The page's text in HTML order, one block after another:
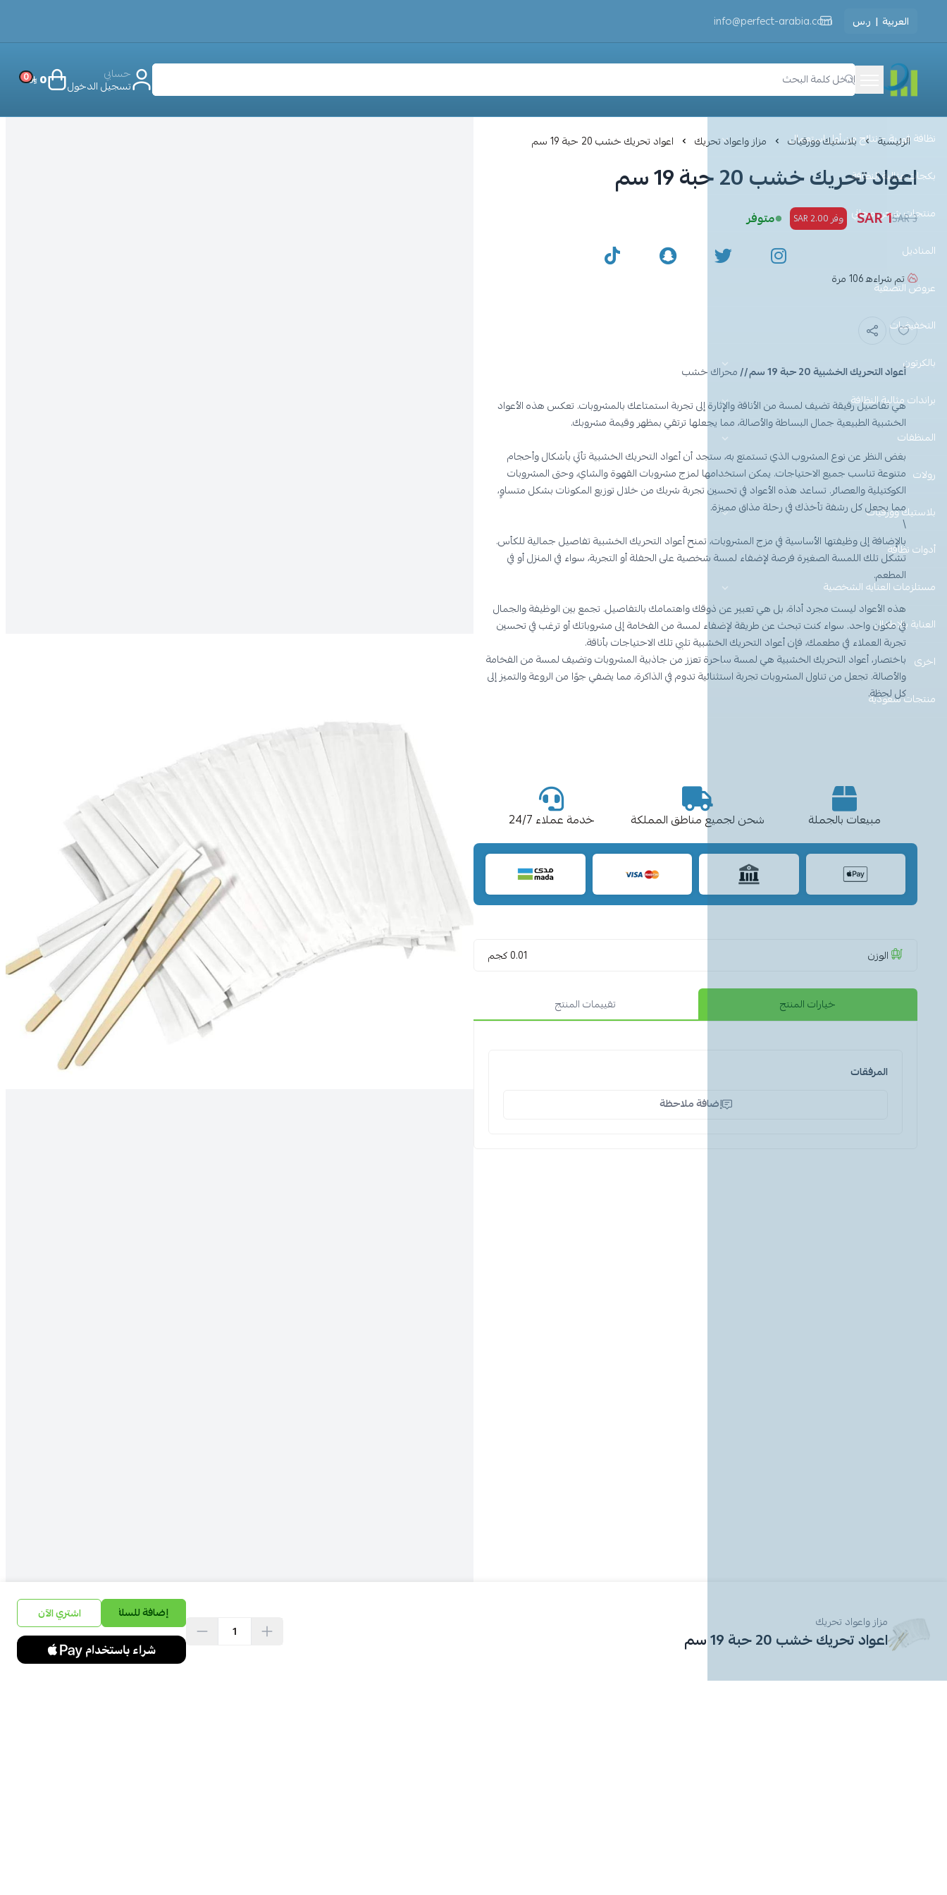
العربية | ر.س info@perfect-arabia.com
مثالية النظافة
حسابي
تسجيل الدخول 0 0
نظافة فورية – نتائج من أول استعمال
بكجات مثالية النظافة
منتجات شحن مجاني
المناديل
عروض التصفية
التخفيضات
بالكرتون
براندات مثالية النظافة
المنظفات
رولات
بلاستيك وورقيات
أدوات نظافة
مستلزمات العنايه الشخصية
العناية بالاطفال
اخرى
منتجات سعودية
الرئيسية بلاستيك وورقيات مزاز واعواد تحريك اعواد تحريك خشب 20 حبة 19 سم
اعواد تحريك خشب 20 حبة 19 سم
3 SAR
1 SAR وفر 2.00 SAR متوفر
تم شراءه106مرة
أعواد التحريك الخشبية 20 حبة 19 سم //
محراك خشب
هي تفاصيل رقيقة تضيف لمسة من الأناقة والإثارة إلى تجربة استمتاعك بالمشروبات. تعكس هذه الأعواد
الخشبية الطبيعية جمال البساطة والأصالة، مما يجعلها ترتقي بمظهر وقيمة مشروبك.
بغض النظر عن نوع المشروب الذي تستمتع به، ستجد أن أعواد التحريك الخشبية تأتي بأشكال وأحجام
متنوعة تناسب جميع الاحتياجات. يمكن استخدامها لمزج مشروبات القهوة والشاي، وحتى المشروبات
الكوكتيلية والعصائر. تساعد هذه الأعواد في تحسين تجربة شربك من خلال توزيع المكونات بشكل متساوٍ،
مما يجعل كل رشفة تأخذك في رحلة مذاق مميزة.
\
بالإضافة إلى وظيفتها الأساسية في مزج المشروبات، تمنح أعواد التحريك الخشبية تفاصيل جمالية للكأس.
تشكل تلك اللمسة الصغيرة فرصة لإضفاء لمسة شخصية على الحفلة أو التجربة، سواء في المنزل أو في
المطعم.
هذه الأعواد ليست مجرد أداة، بل هي تعبير عن ذوقك واهتمامك بالتفاصيل. تجمع بين الوظيفة والجمال
في مكون واحد. سواء كنت تبحث عن طريقة لإضفاء لمسة من الفخامة إلى مشروباتك أو ترغب في تحسين
تجربة العملاء في مطعمك، فإن أعواد التحريك الخشبية تلبي تلك الاحتياجات بأناقة.
باختصار، أعواد التحريك الخشبية هي لمسة ساحرة تعزز من جاذبية المشروبات وتضيف لمسة من الفخامة
والأصالة. تجعل من تناول المشروبات تجربة استثنائية تدوم في الذاكرة، مما يضفي جوًا من الروعة والتميز إلى
كل لحظة.
مبيعات بالجملة شحن لجميع مناطق المملكة خدمة عملاء 24/7
الوزن 0.01 كجم
خيارات المنتج تقييمات المنتج
المرفقات
إضافة ملاحظة
مزاز واعواد تحريك
اعواد تحريك خشب 20 حبة 19 سم
إضافة للسلة اشتري الآن